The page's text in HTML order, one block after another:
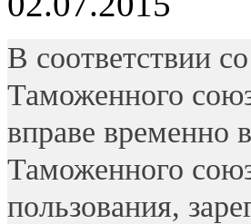
В соответствии
Таможенного
вправе временно
Таможенного
пользования,